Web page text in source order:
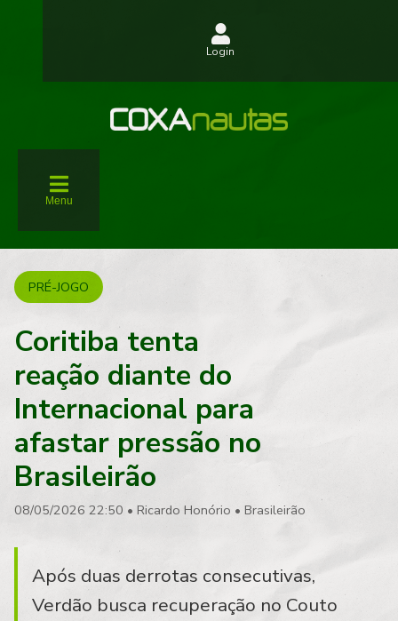
Menu
Login
PRÉ-JOGO
Coritiba tenta
reação diante do
Internacional para
afastar pressão no
Brasileirão
08/05/2026 22:50 • Ricardo Honório • Brasileirão
Após duas derrotas consecutivas,
Verdão busca recuperação no Couto